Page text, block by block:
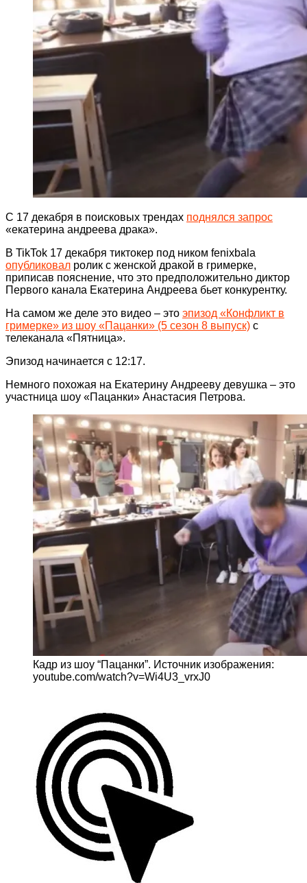
С 17 декабря в поисковых трендах поднялся запрос
«екатерина андреева драка».
В TikTok 17 декабря тиктокер под ником fenixbala
опубликовал ролик с женской дракой в гримерке,
приписав пояснение, что это предположительно диктор
Первого канала Екатерина Андреева бьет конкурентку.
На самом же деле это видео – это эпизод «Конфликт в
гримерке» из шоу «Пацанки» (5 сезон 8 выпуск) с
телеканала «Пятница».
Эпизод начинается с 12:17.
Немного похожая на Екатерину Андрееву девушка – это
участница шоу «Пацанки» Анастасия Петрова.
Кадр из шоу “Пацанки”. Источник изображения:
youtube.com/watch?v=Wi4U3_vrxJ0